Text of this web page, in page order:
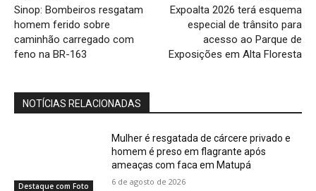
Sinop: Bombeiros resgatam
homem ferido sobre
caminhão carregado com
feno na BR-163
Expoalta 2026 terá esquema
especial de trânsito para
acesso ao Parque de
Exposições em Alta Floresta
NOTÍCIAS RELACIONADAS
Destaque com Foto
Mulher é resgatada de cárcere privado e
homem é preso em flagrante após
ameaças com faca em Matupá
6 de agosto de 2026